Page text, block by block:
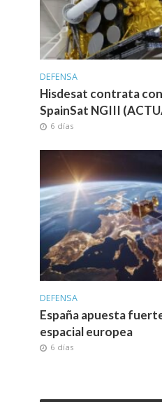
DEFENSA
Hisdesat contrata
SpainSat NGIII
6 días
DEFENSA
España apuesta
espacial europea
6 días